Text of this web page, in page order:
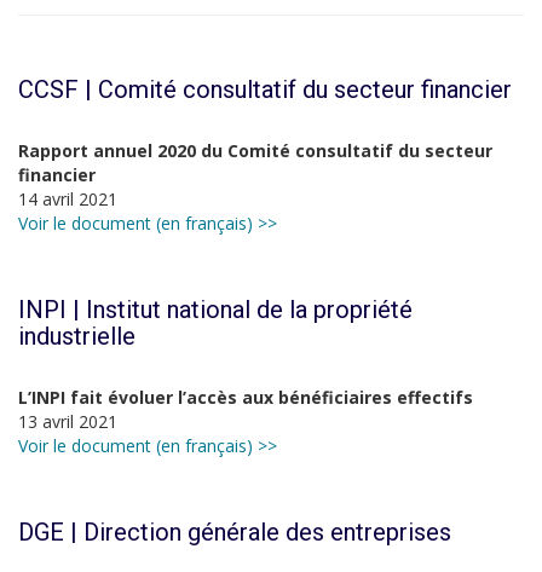
CCSF | Comité consultatif du secteur financier
Rapport annuel 2020 du Comité consultatif du secteur
financier
14 avril 2021
Voir le document (en français) >>
INPI | Institut national de la propriété
industrielle
L’INPI fait évoluer l’accès aux bénéficiaires effectifs
13 avril 2021
Voir le document (en français) >>
DGE | Direction générale des entreprises